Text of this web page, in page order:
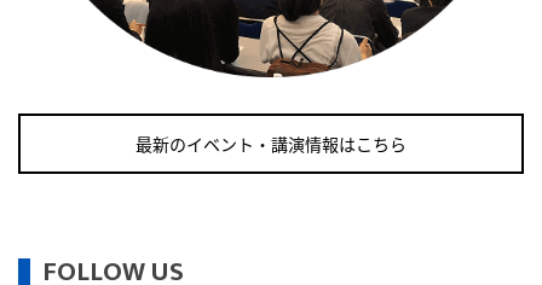
・自殺予防週間
・世界アルツハイマー月間
・健康増進普及月間
・自殺予防週間
最新のイベント・講演情報はこちら
FOLLOW US